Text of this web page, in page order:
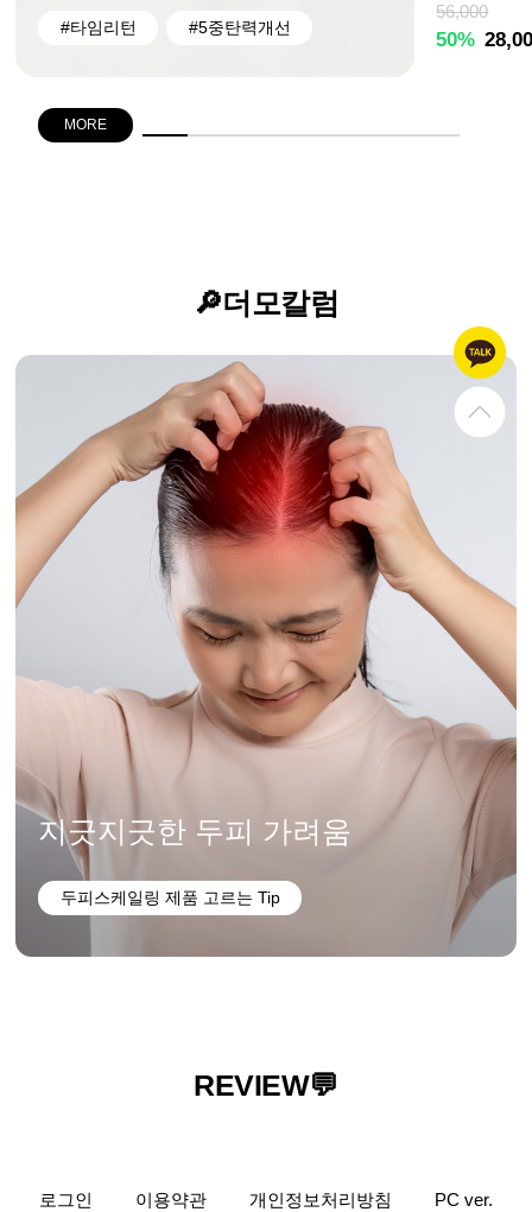
#타임리턴 #5중탄력개선
56,000
50%
MORE
🔎더모칼럼
지긋지긋한 두피 가려움
두피스케일링 제품 고르는 Tip
REVIEW💬
로그인 이용약관 개인정보처리방침 PC ver.